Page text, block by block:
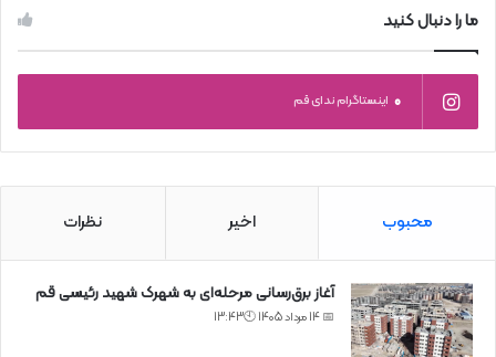
ما را دنبال کنید
0 اینستاگرام ندای قم
محبوب اخیر نظرات
آغاز برق‌رسانی مرحله‌ای به شهرک شهید رئیسی قم
📅 14 مرداد 1405 🕙13:43